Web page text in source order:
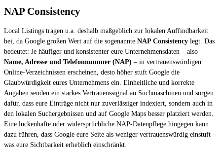
NAP Consistency
Local Listings tragen u.a. deshalb maßgeblich zur lokalen Auffindbarkeit
bei, da Google großen Wert auf die sogenannte NAP Consistency legt. Das
bedeutet: Je häufiger und konsistenter eure Unternehmensdaten – also
Name, Adresse und Telefonnummer (NAP) – in vertrauenswürdigen
Online-Verzeichnissen erscheinen, desto höher stuft Google die
Glaubwürdigkeit eures Unternehmens ein. Einheitliche und korrekte
Angaben senden ein starkes Vertrauenssignal an Suchmaschinen und sorgen
dafür, dass eure Einträge nicht nur zuverlässiger indexiert, sondern auch in
den lokalen Suchergebnissen und auf Google Maps besser platziert werden.
Eine lückenhafte oder widersprüchliche NAP-Datenpflege hingegen kann
dazu führen, dass Google eure Seite als weniger vertrauenswürdig einstuft –
was eure Sichtbarkeit erheblich einschränkt.